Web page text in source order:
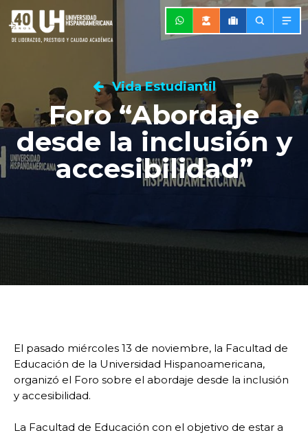
Vida Estudiantil
Foro “Abordaje
desde la inclusión y
accesibilidad”
El pasado miércoles 13 de noviembre, la Facultad de
Educación de la Universidad Hispanoamericana,
organizó el Foro sobre el abordaje desde la inclusión
y accesibilidad.
La Facultad de Educación con el objetivo de estar a